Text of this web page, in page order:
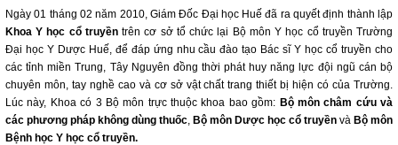
Ngày 01 tháng 02 năm 2010, Giám Đốc Đại học Huế đã ra quyết định thành lập
Khoa Y học cổ truyềntrên cơ sở tổ chức lại Bộ môn Y học cổ truyền Trường
Đại học Y Dược Huế, để đáp ứng nhu cầu đào tạo Bác sĩ Y học cổ truyền cho
các tỉnh miền Trung, Tây Nguyên đồng thời phát huy năng lực đội ngũ cán bộ
chuyên môn, tay nghề cao và cơ sở vật chất trang thiết bị hiện có của Trường.
Lúc này, Khoa có 3 Bộ môn trực thuộc khoa bao gồm: Bộ môn châm cứu và
các phương pháp không dùng thuốc, Bộ môn Dược học cổ truyền và Bộ môn
Bệnh học Y học cổ truyền.